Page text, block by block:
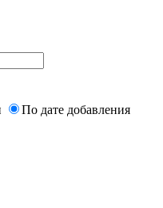
По дате добавления